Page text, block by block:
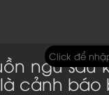
ngủ sau
cảnh báo